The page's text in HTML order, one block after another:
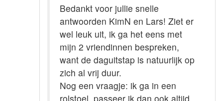
Bedankt voor jullie snelle
antwoorden KimN en Lars! Ziet er
wel leuk uit, ik ga het eens met
mijn 2 vriendinnen bespreken,
want de daguitstap is natuurlijk op
zich al vrij duur.
Nog een vraagje: ik ga in een
rolstoel, passeer ik dan ook altijd